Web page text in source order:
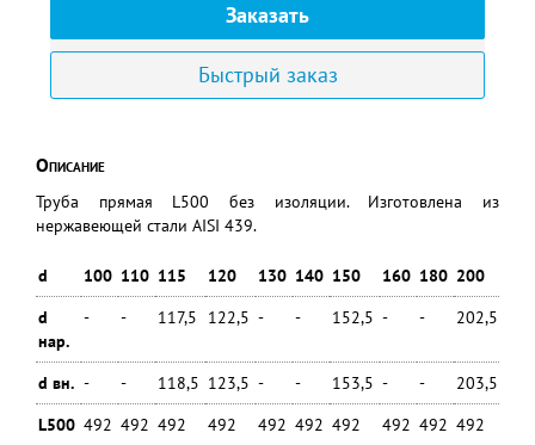
Заказать
Быстрый заказ
Описание
Труба прямая L500 без изоляции. Изготовлена из
нержавеющей стали AISI 439.
d 100 110 115 120 130 140 150 160 180 200
d
нар.
- - 117,5 122,5 - - 152,5 - - 202,5
d вн. - - 118,5 123,5 - - 153,5 - - 203,5
L500 492 492 492 492 492 492 492 492 492 492